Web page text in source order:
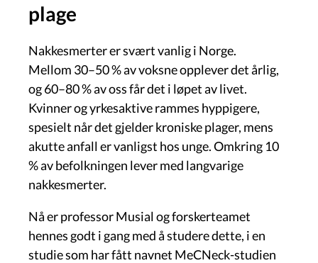
plage
Nakkesmerter er svært vanlig i Norge.
Mellom 30–50 % av voksne opplever det årlig,
og 60–80 % av oss får det i løpet av livet.
Kvinner og yrkesaktive rammes hyppigere,
spesielt når det gjelder kroniske plager, mens
akutte anfall er vanligst hos unge. Omkring 10
% av befolkningen lever med langvarige
nakkesmerter.
Nå er professor Musial og forskerteamet
hennes godt i gang med å studere dette, i en
studie som har fått navnet MeCNeck-studien